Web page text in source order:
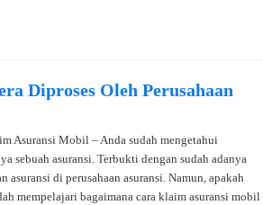
Diproses Oleh Perusahaan
Asuransi Mobil – Anda sudah mengetahui
sebuah asuransi. Terbukti dengan sudah adanya
asuransi di perusahaan asuransi. Namun, apakah
mempelajari bagaimana cara klaim asuransi mobil